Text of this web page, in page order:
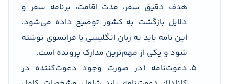
هدف دقیق سفر، مدت اقامت، برنامه سفر و
دلایل بازگشت به کشور توضیح داده می‌شود.
این نامه باید به زبان انگلیسی یا فرانسوی نوشته
شود و یکی از مهم‌ترین مدارک پرونده است.
دعوت‌نامه (در صورت وجود دعوت‌کننده در